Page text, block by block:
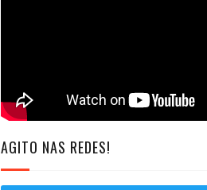
AGITO NAS REDES!